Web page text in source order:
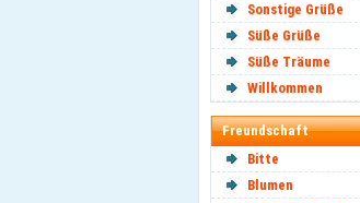
Sonstige Grüße
Süße Grüße
Süße Träume
Willkommen
Freundschaft
Bitte
Blumen